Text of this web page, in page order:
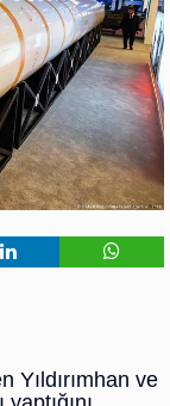
Yıldırımhan ve